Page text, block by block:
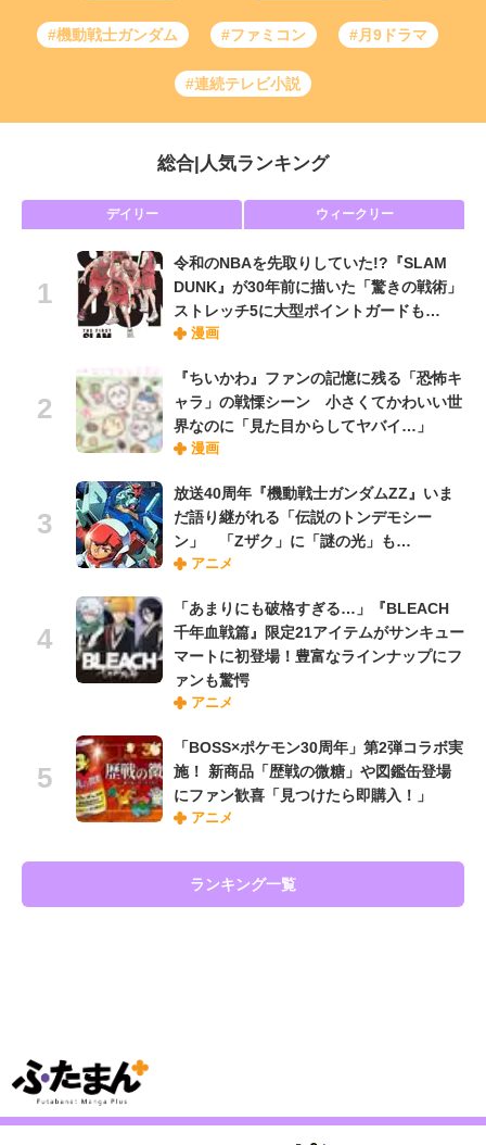
#機動戦士ガンダム #ファミコン #月9ドラマ
#連続テレビ小説
総合 人気ランキング
デイリー ウィークリー
令和のNBAを先取りしていた!?『SLAM
DUNK』が30年前に描いた「驚きの戦術」
ストレッチ5に大型ポイントガードも…
漫画
『ちいかわ』ファンの記憶に残る「恐怖キ
ャラ」の戦慄シーン 小さくてかわいい世
界なのに「見た目からしてヤバイ…」
漫画
放送40周年『機動戦士ガンダムZZ』いま
だ語り継がれる「伝説のトンデモシー
ン」 「Zザク」に「謎の光」も…
アニメ
「あまりにも破格すぎる…」『BLEACH
千年血戦篇』限定21アイテムがサンキュー
マートに初登場！豊富なラインナップにフ
ァンも驚愕
アニメ
「BOSS×ポケモン30周年」第2弾コラボ実
施！ 新商品「歴戦の微糖」や図鑑缶登場
にファン歓喜「見つけたら即購入！」
アニメ
ランキング一覧